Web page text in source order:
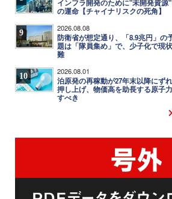
インフラ開発のために"未開発資
の運命【チャイナリスクの死角】
9 2026.08.08
防衛省が想定通り、「8.9兆円」の
題は「隊員集め」で、少子化で現
難
10 2026.08.01
泊原発の再稼動が27年末以降にず
押し上げ、物価高を助長する原子
すべき